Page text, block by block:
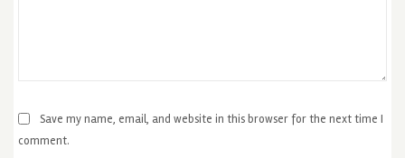
Save my name, email, and website in this browser for the next time I
comment.